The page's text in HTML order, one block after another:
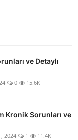
ve Detaylı
0 15.6K
Kronik Sorunları ve
2024 1 11.4K